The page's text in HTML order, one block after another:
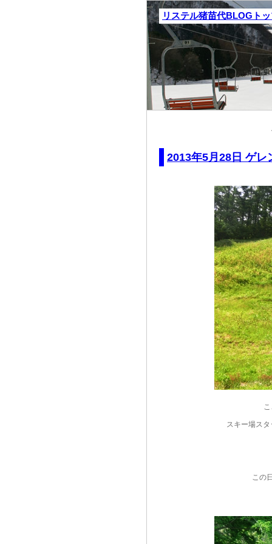
リステル猪苗代BLOGト
2013年5月28日 ゲレ
スキー場ス
この